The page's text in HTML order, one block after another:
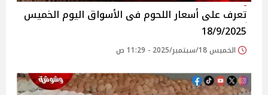
تعرف على أسعار اللحوم فى الأسواق‎‎ اليوم الخميس
18/9/2025
الخميس 18/سبتمبر/2025 - 11:29 ص